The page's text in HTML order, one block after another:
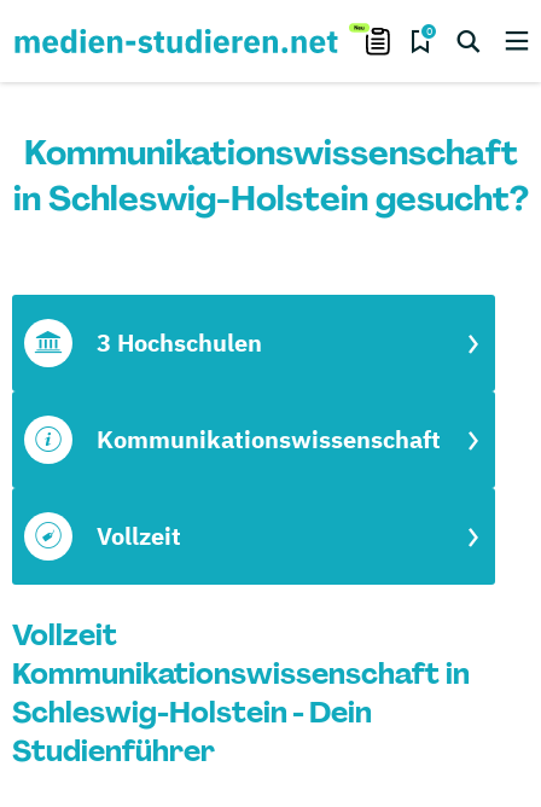
0
Kommunikationswissenschaft
in Schleswig-Holstein gesucht?
Vollzeit
Kommunikationswissenschaft
3 Hochschulen
Vollzeit
Kommunikationswissenschaft in
Schleswig-Holstein - Dein
Studienführer